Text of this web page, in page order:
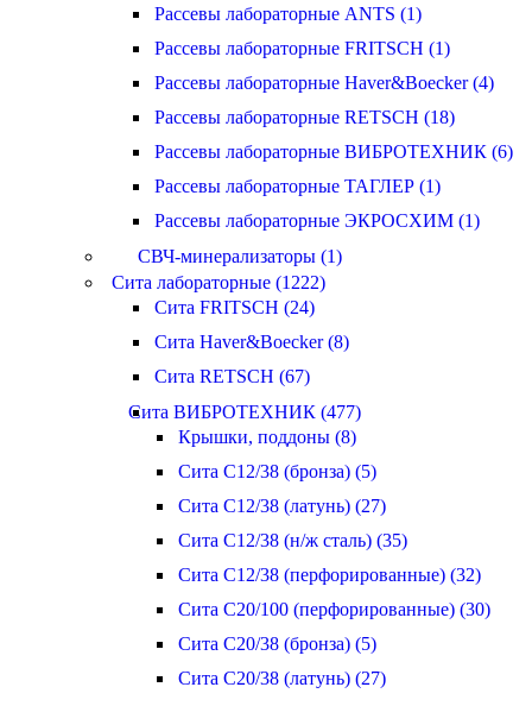
Рассевы лабораторные ANTS (1)
Рассевы лабораторные FRITSCH (1)
Рассевы лабораторные Haver&Boecker (4)
Рассевы лабораторные RETSCH (18)
Рассевы лабораторные ВИБРОТЕХНИК (6)
Рассевы лабораторные ТАГЛЕР (1)
Рассевы лабораторные ЭКРОСХИМ (1)
СВЧ-минерализаторы (1)
Сита лабораторные (1222)
Сита FRITSCH (24)
Сита Haver&Boecker (8)
Сита RETSCH (67)
Сита ВИБРОТЕХНИК (477)
Крышки, поддоны (8)
Сита С12/38 (бронза) (5)
Сита С12/38 (латунь) (27)
Сита С12/38 (н/ж сталь) (35)
Сита С12/38 (перфорированные) (32)
Сита С20/100 (перфорированные) (30)
Сита С20/38 (бронза) (5)
Сита С20/38 (латунь) (27)